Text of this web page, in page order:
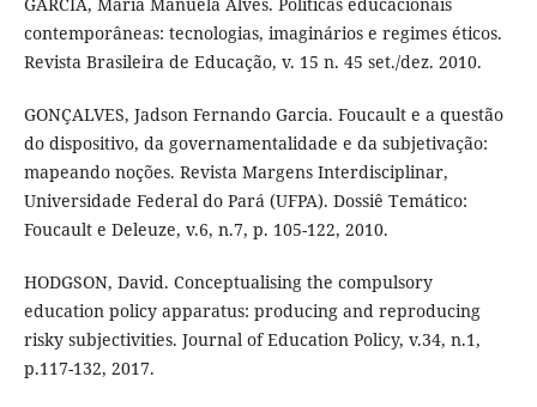
contemporâneas: tecnologias, imaginários e regimes éticos.
Revista Brasileira de Educação, v. 15 n. 45 set./dez. 2010.
GONÇALVES, Jadson Fernando Garcia. Foucault e a questão
do dispositivo, da governamentalidade e da subjetivação:
mapeando noções. Revista Margens Interdisciplinar,
Universidade Federal do Pará (UFPA). Dossiê Temático:
Foucault e Deleuze, v.6, n.7, p. 105-122, 2010.
HODGSON, David. Conceptualising the compulsory
education policy apparatus: producing and reproducing
risky subjectivities. Journal of Education Policy, v.34, n.1,
p.117-132, 2017.